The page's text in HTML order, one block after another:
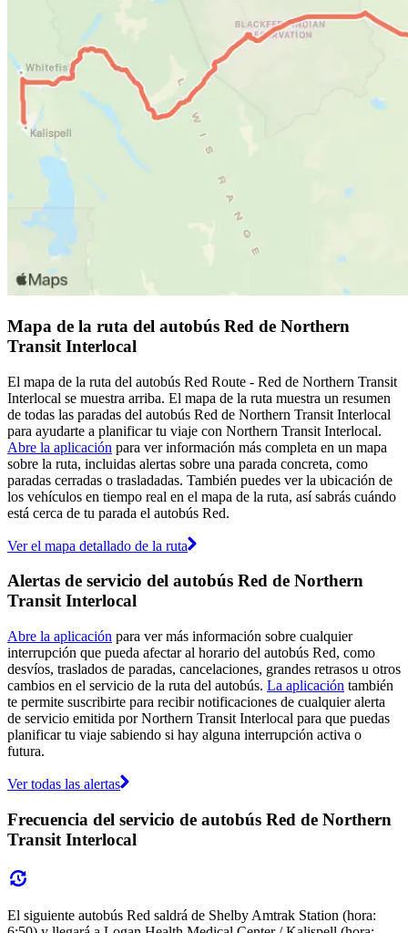
Mapa de la ruta del autobús Red de Northern
Transit Interlocal
El mapa de la ruta del autobús Red Route - Red de Northern Transit
Interlocal se muestra arriba. El mapa de la ruta muestra un resumen
de todas las paradas del autobús Red de Northern Transit Interlocal
para ayudarte a planificar tu viaje con Northern Transit Interlocal.
Abre la aplicación para ver información más completa en un mapa
sobre la ruta, incluidas alertas sobre una parada concreta, como
paradas cerradas o trasladadas. También puedes ver la ubicación de
los vehículos en tiempo real en el mapa de la ruta, así sabrás cuándo
está cerca de tu parada el autobús Red.
Ver el mapa detallado de la ruta
Alertas de servicio del autobús Red de Northern
Transit Interlocal
Abre la aplicación para ver más información sobre cualquier
interrupción que pueda afectar al horario del autobús Red, como
desvíos, traslados de paradas, cancelaciones, grandes retrasos u otros
cambios en el servicio de la ruta del autobús. La aplicación también
te permite suscribirte para recibir notificaciones de cualquier alerta
de servicio emitida por Northern Transit Interlocal para que puedas
planificar tu viaje sabiendo si hay alguna interrupción activa o
futura.
Ver todas las alertas
Frecuencia del servicio de autobús Red de Northern
Transit Interlocal
El siguiente autobús Red saldrá de Shelby Amtrak Station (hora: